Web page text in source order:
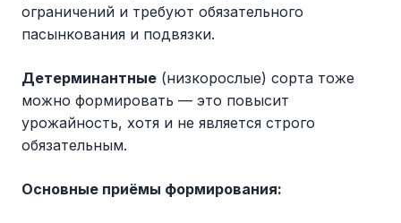
ограничений и требуют обязательного
пасынкования и подвязки.
Детерминантные (низкорослые) сорта тоже
можно формировать — это повысит
урожайность, хотя и не является строго
обязательным.
Основные приёмы формирования: